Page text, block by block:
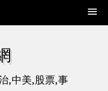
,中美,股票,事